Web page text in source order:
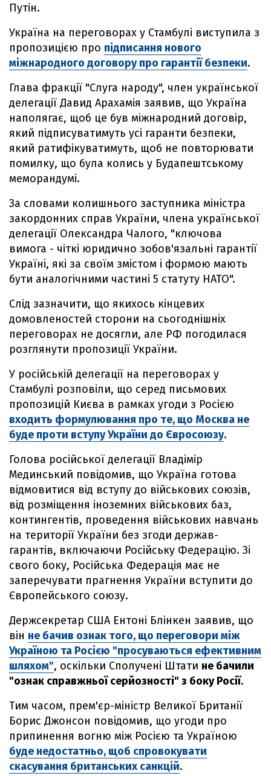
Путін.
Україна на переговорах у Стамбулі виступила з
пропозицією про підписання нового
міжнародного договору про гарантії безпеки.
Глава фракції "Слуга народу", член української
делегації Давид Арахамія заявив, що Україна
наполягає, щоб це був міжнародний договір,
який підписуватимуть усі гаранти безпеки,
який ратифікуватимуть, щоб не повторювати
помилку, що була колись у Будапештському
меморандумі.
За словами колишнього заступника міністра
закордонних справ України, члена української
делегації Олександра Чалого, "ключова
вимога - чіткі юридично зобов'язальні гарантії
Україні, які за своїм змістом і формою мають
бути аналогічними частині 5 статуту НАТО".
Слід зазначити, що якихось кінцевих
домовленостей сторони на сьогоднішніх
переговорах не досягли, але РФ погодилася
розглянути пропозиції України.
У російській делегації на переговорах у
Стамбулі розповіли, що серед письмових
пропозицій Києва в рамках угоди з Росією
входить формулювання про те, що Москва не
буде проти вступу України до Євросоюзу.
Голова російської делегації Владімір
Мединський повідомив, що Україна готова
відмовитися від вступу до військових союзів,
від розміщення іноземних військових баз,
контингентів, проведення військових навчань
на території України без згоди держав-
гарантів, включаючи Російську Федерацію. Зі
свого боку, Російська Федерація має не
заперечувати прагнення України вступити до
Європейського союзу.
Держсекретар США Ентоні Блінкен заявив, що
він не бачив ознак того, що переговори між
Україною та Росією "просуваються ефективним
шляхом", оскільки Сполучені Штати не бачили
"ознак справжньої серйозності" з боку Росії.
Тим часом, прем'єр-міністр Великої Британії
Борис Джонсон повідомив, що угоди про
припинення вогню між Росією та Україною
буде недостатньо, щоб спровокувати
скасування британських санкцій.